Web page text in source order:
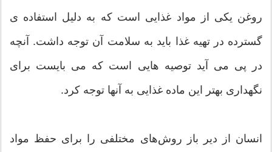
روغن یکی از مواد غذایی است که به دلیل استفاده ی
گسترده در تهیه غذا باید به سلامت آن توجه داشت. آنچه
در پی می آید توصیه هایی است که می بایست برای
نگهداری بهتر این ماده غذایی به آنها توجه کرد.
انسان از دیر باز روش‌های مختلفی را برای حفظ مواد